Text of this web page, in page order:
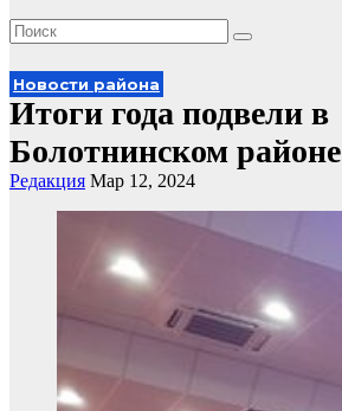
Новости района
Итоги года подвели в
Болотнинском районе
Редакция Мар 12, 2024